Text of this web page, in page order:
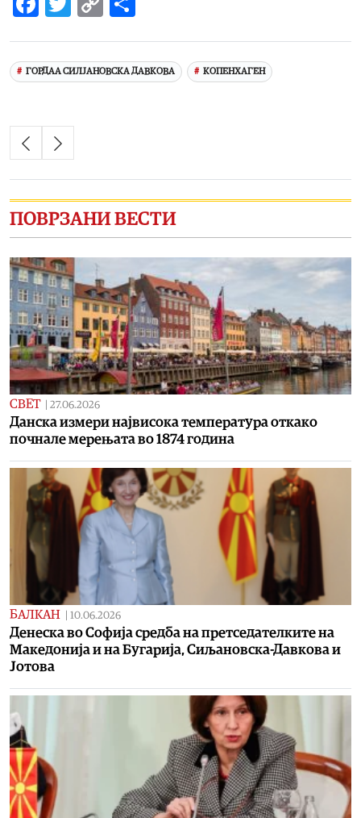
ГОРДАА СИЛЈАНОВСКА ДАВКОВА КОПЕНХАГЕН
ПОВРЗАНИ ВЕСТИ
СВЕТ | 27.06.2026
Данска измери највисока температура откако
почнале мерењата во 1874 година
БАЛКАН | 10.06.2026
Денеска во Софија средба на претседателките на
Македонија и на Бугарија, Сиљановска-Давкова и
Јотова